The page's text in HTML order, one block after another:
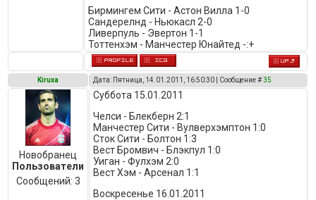
Бирмингем Сити - Астон Вилла 1-0
Сандерелнд - Ньюкасл 2-0
Ливерпуль - Эвертон 1-1
Тоттенхэм - Манчестер Юнайтед -:+
Kiruxa Дата: Пятница, 14.01.2011, 16:50:30 | Сообщение #35
Новобранец
Пользователи
Сообщений: 3
Суббота 15.01.2011
Челси - Блекберн 2:1
Манчестер Сити - Вулверхэмптон 1:0
Сток Сити - Болтон 1:3
Вест Бромвич - Блэкпул 1:0
Уиган - Фулхэм 2:0
Вест Хэм - Арсенал 1:1
Воскресенье 16.01.2011